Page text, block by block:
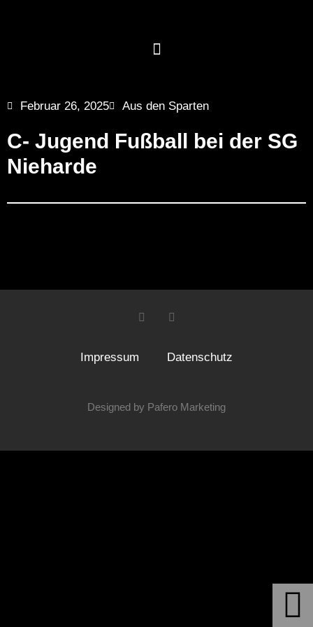
Februar 26, 2025 Aus den Sparten
C- Jugend Fußball bei der SG
Nieharde
Impressum Datenschutz
Designed by Pafero Marketing